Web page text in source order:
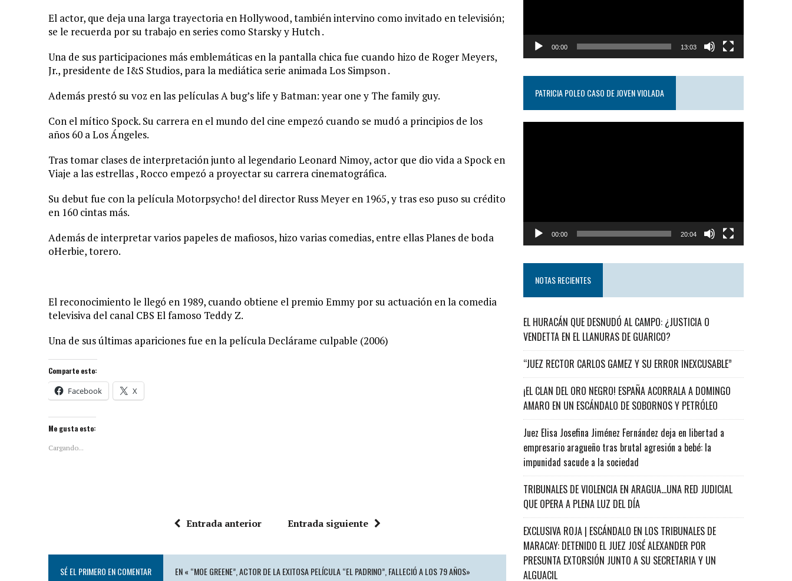
El actor, que deja una larga trayectoria en Hollywood, también intervino como invitado en televisión;
se le recuerda por su trabajo en series como Starsky y Hutch .
Una de sus participaciones más emblemáticas en la pantalla chica fue cuando hizo de Roger Meyers,
Jr., presidente de I&S Studios, para la mediática serie animada Los Simpson .
Además prestó su voz en las películas A bug’s life y Batman: year one y The family guy.
Con el mítico Spock. Su carrera en el mundo del cine empezó cuando se mudó a principios de los
años 60 a Los Ángeles.
Tras tomar clases de interpretación junto al legendario Leonard Nimoy, actor que dio vida a Spock en
Viaje a las estrellas , Rocco empezó a proyectar su carrera cinematográfica.
Su debut fue con la película Motorpsycho! del director Russ Meyer en 1965, y tras eso puso su crédito
en 160 cintas más.
Además de interpretar varios papeles de mafiosos, hizo varias comedias, entre ellas Planes de boda
oHerbie, torero.
El reconocimiento le llegó en 1989, cuando obtiene el premio Emmy por su actuación en la comedia
televisiva del canal CBS El famoso Teddy Z.
Una de sus últimas apariciones fue en la película Declárame culpable (2006)
Comparte esto:
Facebook X
Me gusta esto:
Cargando...
Entrada anterior Entrada siguiente
SÉ EL PRIMERO EN COMENTAR EN « “MOE GREENE”, ACTOR DE LA EXITOSA PELÍCULA “EL PADRINO”, FALLECIÓ A LOS 79 AÑOS»
00:00 13:03
PATRICIA POLEO CASO DE JOVEN VIOLADA
00:00 20:04
NOTAS RECIENTES
EL HURACÁN QUE DESNUDÓ AL CAMPO: ¿JUSTICIA O
VENDETTA EN EL LLANURAS DE GUARICO?
“JUEZ RECTOR CARLOS GAMEZ Y SU ERROR INEXCUSABLE”
¡EL CLAN DEL ORO NEGRO! ESPAÑA ACORRALA A DOMINGO
AMARO EN UN ESCÁNDALO DE SOBORNOS Y PETRÓLEO
Juez Elisa Josefina Jiménez Fernández deja en libertad a
empresario aragueño tras brutal agresión a bebé: la
impunidad sacude a la sociedad
TRIBUNALES DE VIOLENCIA EN ARAGUA…UNA RED JUDICIAL
QUE OPERA A PLENA LUZ DEL DÍA
EXCLUSIVA ROJA | ESCÁNDALO EN LOS TRIBUNALES DE
MARACAY: DETENIDO EL JUEZ JOSÉ ALEXANDER POR
PRESUNTA EXTORSIÓN JUNTO A SU SECRETARIA Y UN
ALGUACIL